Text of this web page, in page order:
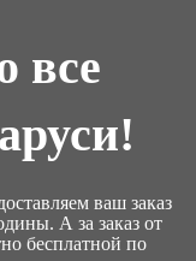
все
ваш заказ
А за заказ от
бесплатной по